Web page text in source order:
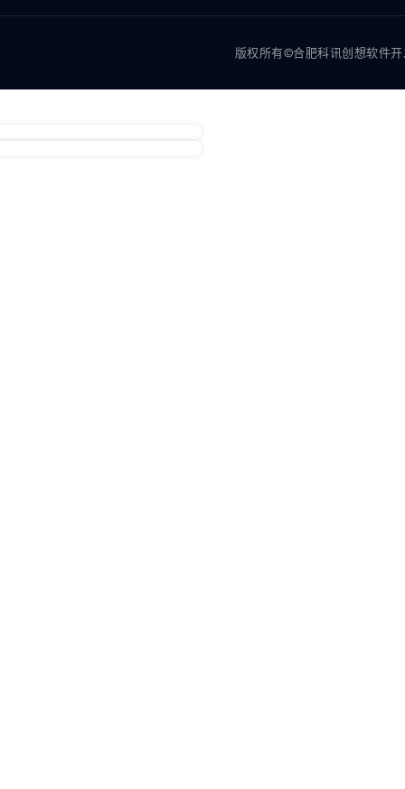
版权所有©合肥科讯创想软件